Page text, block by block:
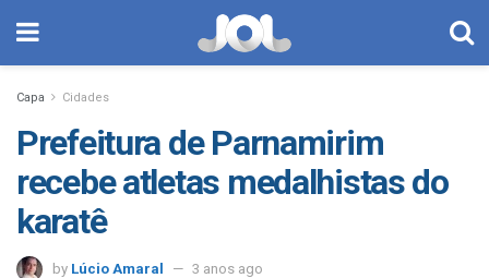
Capa Cidades
Prefeitura de Parnamirim
recebe atletas medalhistas do
karatê
by Lúcio Amaral 3 anos ago